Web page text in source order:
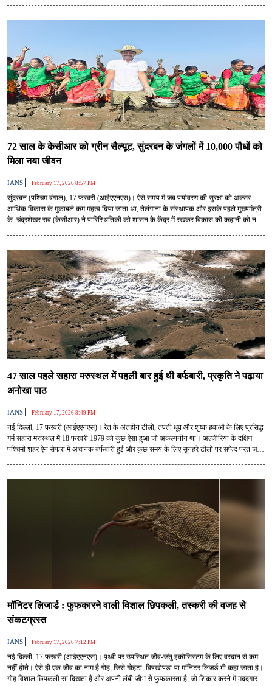
72 साल के केसीआर को ग्रीन सैल्यूट, सुंदरबन के जंगलों में 10,000 पौधों को
मिला नया जीवन
IANS | February 17, 2026 8:57 PM
सुंदरबन (पश्चिम बंगाल), 17 फरवरी (आईएएनएस)। ऐसे समय में जब पर्यावरण की सुरक्षा को अक्सर
आर्थिक विकास के मुकाबले कम महत्व दिया जाता था, तेलंगाना के संस्थापक और इसके पहले मुख्यमंत्री
के. चंद्रशेखर राव (केसीआर) ने पारिस्थितिकी को शासन के केंद्र में रखकर विकास की कहानी को नया
47 साल पहले सहारा मरुस्थल में पहली बार हुई थी बर्फबारी, प्रकृति ने पढ़ाया
अनोखा पाठ
IANS | February 17, 2026 8:49 PM
नई दिल्ली, 17 फरवरी (आईएएनएस)। रेत के अंतहीन टीलों, तपती धूप और शुष्क हवाओं के लिए प्रसिद्ध
गर्म सहारा मरुस्थल में 18 फरवरी 1979 को कुछ ऐसा हुआ जो अकल्पनीय था। अल्जीरिया के दक्षिण-
पश्चिमी शहर ऐन सेफरा में अचानक बर्फबारी हुई और कुछ समय के लिए सुनहरे टीलों पर सफेद परत जम
मॉनिटर लिजार्ड : फुफकारने वाली विशाल छिपकली, तस्करी की वजह से
संकटग्रस्त
IANS | February 17, 2026 7:12 PM
नई दिल्ली, 17 फरवरी (आईएएनएस)। पृथ्वी पर उपस्थित जीव-जंतु इकोसिस्टम के लिए वरदान से कम
नहीं होते। ऐसे ही एक जीव का नाम है गोह, जिसे गोहटा, विषखोपड़ा या मॉनिटर लिजर्ड भी कहा जाता है।
गोह विशाल छिपकली सा दिखता है और अपनी लंबी जीभ से फुफकारता है, जो शिकार करने में मददगार